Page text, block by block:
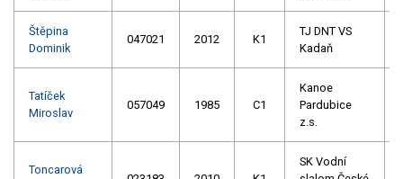
Štěpina
Dominik
047021 2012 K1
TJ DNT VS
Kadaň
Tatíček
Miroslav
057049 1985 C1
Kanoe
Pardubice
z.s.
Toncarová
SK Vodní